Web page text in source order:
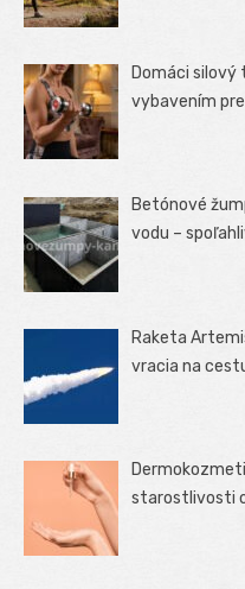
Domáci silový
vybavením
Betónové
vodu –
Raketa
vracia na
starostlivosti